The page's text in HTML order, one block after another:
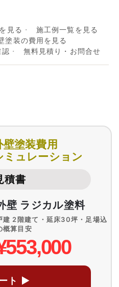
見る
施工例一覧を見る
塗装の費用を見る
無料見積り・お問合せ
壁塗装費用
ミュレーション
積書
壁 ラジカル塗料
建 2階建て・延床30坪・足場込
概算目安
ト ▶